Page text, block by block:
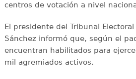
centros de votación a nivel
El presidente del Tribunal
Sánchez informó que, según el
encuentran habilitados para
mil agremiados activos.